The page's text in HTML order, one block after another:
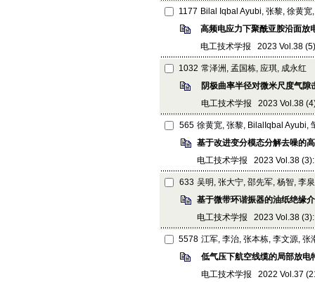
1177 Bilal Iqbal Ayubi, 张黎, 徐黄宽
高频电应力下聚酰亚胺沿面放
电工技术学报 2023 Vol.38
1032 常泽洲, 孟国栋, 应琪, 成永红
阴极曲率半径对微米尺度气隙
电工技术学报 2023 Vol.38
565 徐黄宽, 张黎, BilalIqbal Ayubi,
基于改进变分模态分解去噪的
电工技术学报 2023 Vol.38
633 吴明, 张大宁, 邵先军, 杨智, 李
基于微带环谐振器的油纸绝缘
电工技术学报 2023 Vol.38
5578 江军, 李治, 张本栋, 李文源, 张
低气压下航空线缆的局部放电
电工技术学报 2022 Vol.37